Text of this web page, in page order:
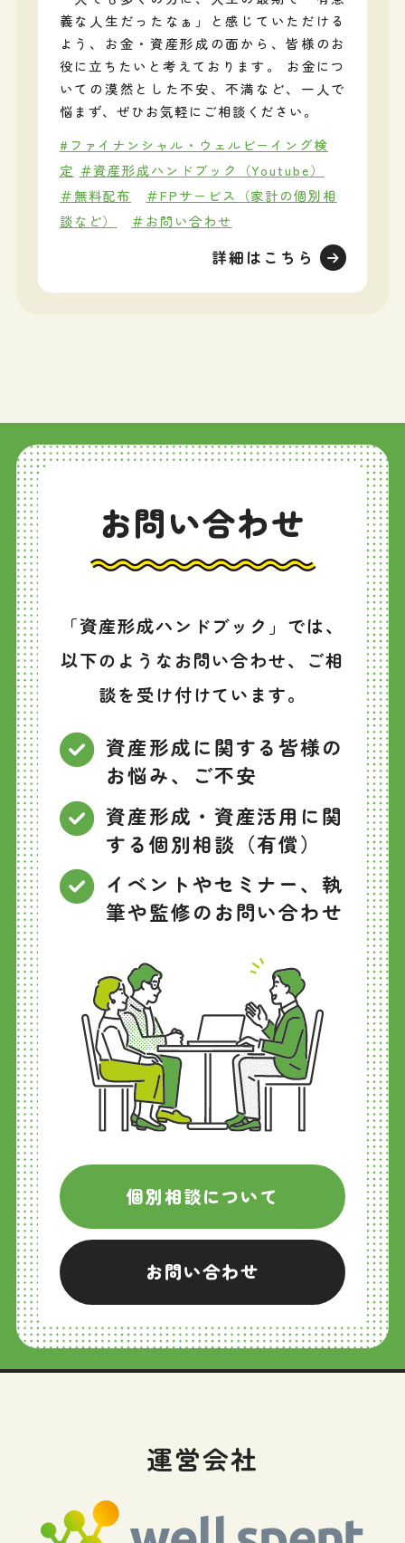
義な人生だったなぁ」と感じていただける
よう、お金・資産形成の面から、皆様のお
役に立ちたいと考えております。 お金につ
いての漠然とした不安、不満など、一人で
悩まず、ぜひお気軽にご相談ください。
#ファイナンシャル・ウェルビーイング検
定 ＃資産形成ハンドブック（Youtube）
＃無料配布
＃FPサービス（家計の個別相
談など）
＃お問い合わせ
詳細はこちら
お問い合わせ
「資産形成ハンドブック」では、
以下のようなお問い合わせ、ご相
談を受け付けています。
資産形成に関する皆様の
お悩み、ご不安
資産形成・資産活用に関
する個別相談（有償）
イベントやセミナー、執
筆や監修のお問い合わせ
個別相談について
お問い合わせ
運営会社